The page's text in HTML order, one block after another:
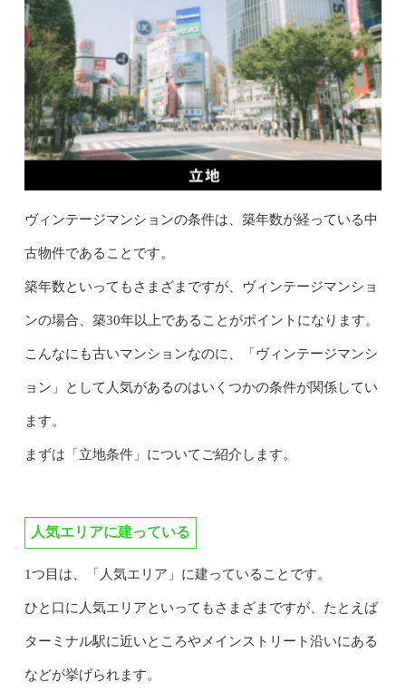
ヴィンテージマンションの条件は、築年数が経っている中
古物件であることです。
築年数といってもさまざまですが、ヴィンテージマンショ
ンの場合、築30年以上であることがポイントになります。
こんなにも古いマンションなのに、「ヴィンテージマンシ
ョン」として人気があるのはいくつかの条件が関係してい
ます。
まずは「立地条件」についてご紹介します。
人気エリアに建っている
1つ目は、「人気エリア」に建っていることです。
ひと口に人気エリアといってもさまざまですが、たとえば
ターミナル駅に近いところやメインストリート沿いにある
などが挙げられます。